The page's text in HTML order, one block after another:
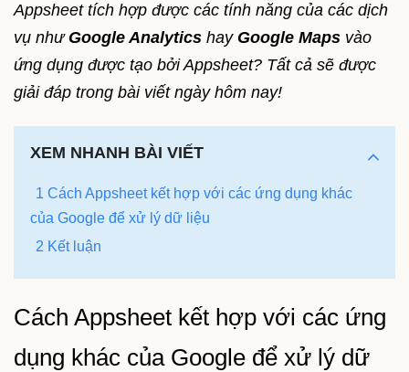
Appsheet tích hợp được các tính năng của các dịch
vụ như Google Analytics hay Google Maps vào
ứng dụng được tạo bởi Appsheet? Tất cả sẽ được
giải đáp trong bài viết ngày hôm nay!
XEM NHANH BÀI VIẾT
1 Cách Appsheet kết hợp với các ứng dụng khác
của Google để xử lý dữ liệu
2 Kết luận
Cách Appsheet kết hợp với các ứng
dụng khác của Google để xử lý dữ